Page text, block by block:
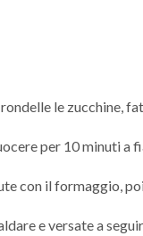
le zucchine,
per 10 minuti a
con il formaggio,
e versate a